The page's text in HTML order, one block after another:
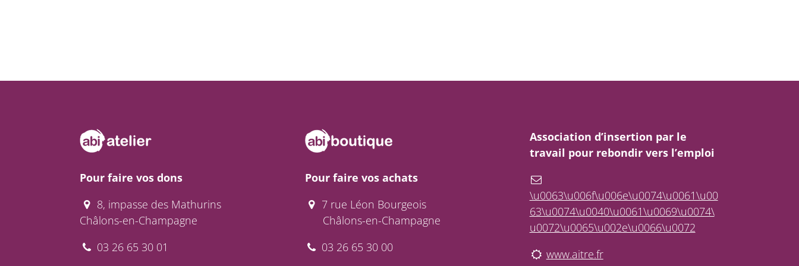
Pour faire vos dons
8, impasse des Mathurins
Châlons-en-Champagne
03 26 65 30 01
Pour faire vos achats
7 rue Léon Bourgeois
Châlons-en-Champagne
03 26 65 30 00
Association d’insertion par le
travail pour rebondir vers l’emploi
\u0063\u006f\u006e\u0074\u0061\u00
63\u0074\u0040\u0061\u0069\u0074\
u0072\u0065\u002e\u0066\u0072
www.aitre.fr